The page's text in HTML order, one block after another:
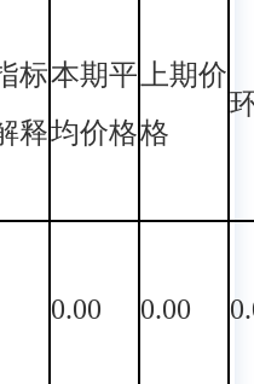
标
释
本期平
均价格
上期价
格
0.00 0.00